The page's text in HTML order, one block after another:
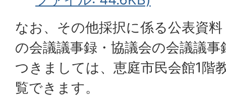
なお、その他採択に係る公表資
の会議議事録・協議会の会議議
つきましては、恵庭市民会館1階
覧できます。